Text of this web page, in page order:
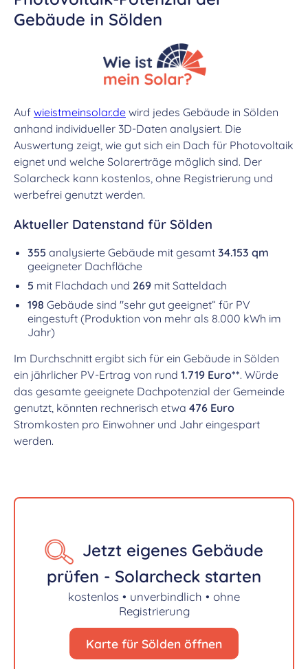
Gebäude in Sölden
Auf wieistmeinsolar.de wird jedes Gebäude in Sölden
anhand individueller 3D-Daten analysiert. Die
Auswertung zeigt, wie gut sich ein Dach für Photovoltaik
eignet und welche Solarerträge möglich sind. Der
Solarcheck kann kostenlos, ohne Registrierung und
werbefrei genutzt werden.
Aktueller Datenstand für Sölden
355 analysierte Gebäude mit gesamt 34.153 qm
geeigneter Dachfläche
5 mit Flachdach und 269 mit Satteldach
198 Gebäude sind "sehr gut geeignet“ für PV
eingestuft (Produktion von mehr als 8.000 kWh im
Jahr)
Im Durchschnitt ergibt sich für ein Gebäude in Sölden
ein jährlicher PV-Ertrag von rund 1.719 Euro**. Würde
das gesamte geeignete Dachpotenzial der Gemeinde
genutzt, könnten rechnerisch etwa 476 Euro
Stromkosten pro Einwohner und Jahr eingespart
werden.
Jetzt eigenes Gebäude
prüfen - Solarcheck starten
kostenlos • unverbindlich • ohne
Registrierung
Karte für Sölden öffnen